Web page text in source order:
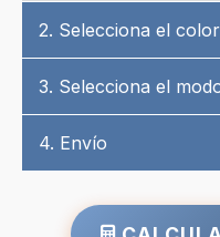
2. Selecciona el color
3. Selecciona el
4. Envío